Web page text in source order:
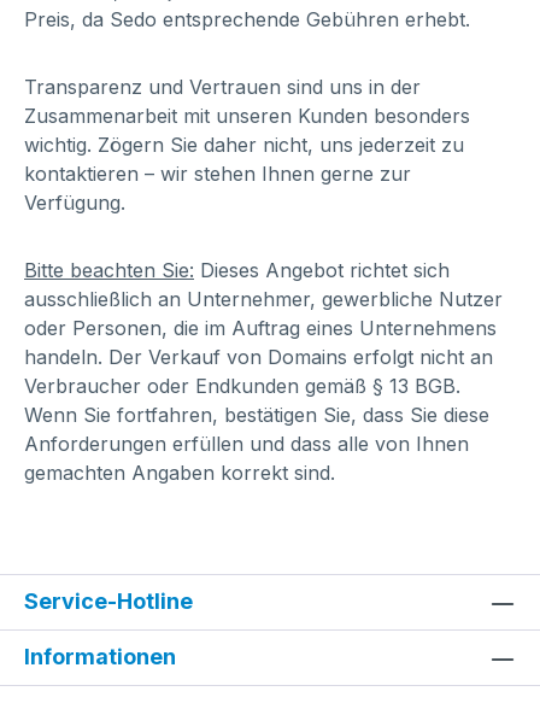
Preis, da Sedo entsprechende Gebühren erhebt.
Transparenz und Vertrauen sind uns in der
Zusammenarbeit mit unseren Kunden besonders
wichtig. Zögern Sie daher nicht, uns jederzeit zu
kontaktieren – wir stehen Ihnen gerne zur
Verfügung.
Bitte beachten Sie: Dieses Angebot richtet sich
ausschließlich an Unternehmer, gewerbliche Nutzer
oder Personen, die im Auftrag eines Unternehmens
handeln. Der Verkauf von Domains erfolgt nicht an
Verbraucher oder Endkunden gemäß § 13 BGB.
Wenn Sie fortfahren, bestätigen Sie, dass Sie diese
Anforderungen erfüllen und dass alle von Ihnen
gemachten Angaben korrekt sind.
Service-Hotline
Informationen